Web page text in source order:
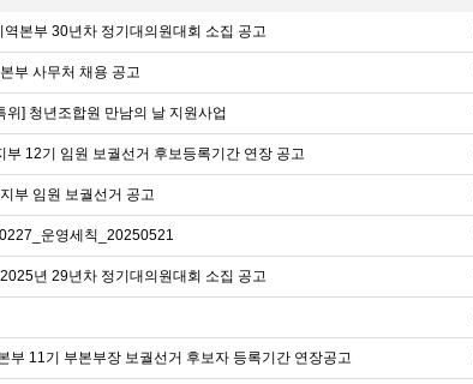
본부 30년차 정기대의원대회 소집 공고
부 사무처 채용 공고
] 청년조합원 만남의 날 지원사업
부 12기 임원 보궐선거 후보등록기간 연장 공고
부 임원 보궐선거 공고
운영세칙_20250521
년 29년차 정기대의원대회 소집 공고
부 11기 부본부장 보궐선거 후보자 등록기간 연장공고